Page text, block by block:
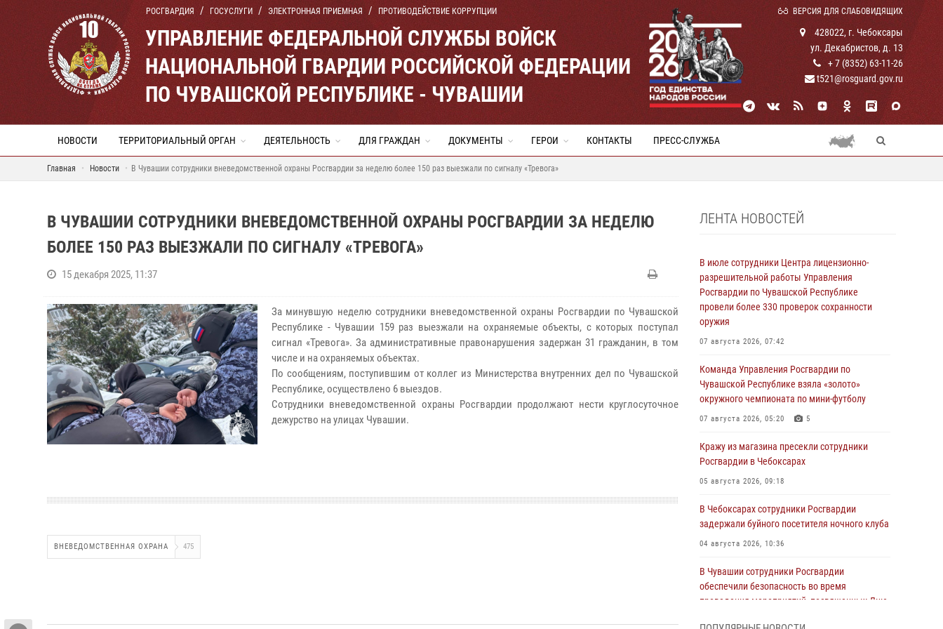
РОСГВАРДИЯ ГОСУСЛУГИ ЭЛЕКТРОННАЯ ПРИЕМНАЯ ПРОТИВОДЕЙСТВИЕ КОРРУПЦИИ ВЕРСИЯ ДЛЯ СЛАБОВИДЯЩИХ
УПРАВЛЕНИЕ ФЕДЕРАЛЬНОЙ СЛУЖБЫ ВОЙСК
НАЦИОНАЛЬНОЙ ГВАРДИИ РОССИЙСКОЙ ФЕДЕРАЦИИ
ПО ЧУВАШСКОЙ РЕСПУБЛИКЕ - ЧУВАШИИ
428022, г. Чебоксары
ул. Декабристов, д. 13
+ 7 (8352) 63-11-26
t521@rosguard.gov.ru
НОВОСТИ ТЕРРИТОРИАЛЬНЫЙ ОРГАН ДЕЯТЕЛЬНОСТЬ ДЛЯ ГРАЖДАН ДОКУМЕНТЫ ГЕРОИ КОНТАКТЫ ПРЕСС-СЛУЖБА
Главная Новости В Чувашии сотрудники вневедомственной охраны Росгвардии за неделю более 150 раз выезжали по сигналу «Тревога»
В ЧУВАШИИ СОТРУДНИКИ ВНЕВЕДОМСТВЕННОЙ ОХРАНЫ РОСГВАРДИИ ЗА НЕДЕЛЮ
БОЛЕЕ 150 РАЗ ВЫЕЗЖАЛИ ПО СИГНАЛУ «ТРЕВОГА»
15 декабря 2025, 11:37
За минувшую неделю сотрудники вневедомственной охраны Росгвардии по Чувашской
Республике - Чувашии 159 раз выезжали на охраняемые объекты, с которых поступал
сигнал «Тревога». За административные правонарушения задержан 31 гражданин, в том
числе и на охраняемых объектах.
По сообщениям, поступившим от коллег из Министерства внутренних дел по Чувашской
Республике, осуществлено 6 выездов.
Сотрудники вневедомственной охраны Росгвардии продолжают нести круглосуточное
дежурство на улицах Чувашии.
ВНЕВЕДОМСТВЕННАЯ ОХРАНА 475
ЛЕНТА НОВОСТЕЙ
В июле сотрудники Центра лицензионно-
разрешительной работы Управления
Росгвардии по Чувашской Республике
провели более 330 проверок сохранности
оружия
07 августа 2026, 07:42
Команда Управления Росгвардии по
Чувашской Республике взяла «золото»
окружного чемпионата по мини-футболу
07 августа 2026, 05:20 5
Кражу из магазина пресекли сотрудники
Росгвардии в Чебоксарах
05 августа 2026, 09:18
В Чебоксарах сотрудники Росгвардии
задержали буйного посетителя ночного клуба
04 августа 2026, 10:36
В Чувашии сотрудники Росгвардии
обеспечили безопасность во время
проведения мероприятий, посвященных Дню